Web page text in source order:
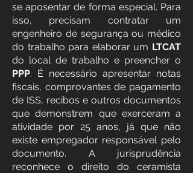
se aposentar de forma especial. Para
isso, precisam contratar um
engenheiro de segurança ou médico
do trabalho para elaborar um LTCAT
do local de trabalho e preencher o
PPP. É necessário apresentar notas
fiscais, comprovantes de pagamento
de ISS, recibos e outros documentos
que demonstrem que exerceram a
atividade por 25 anos, já que não
existe empregador responsável pelo
documento. A jurisprudência
reconhece o direito do ceramista